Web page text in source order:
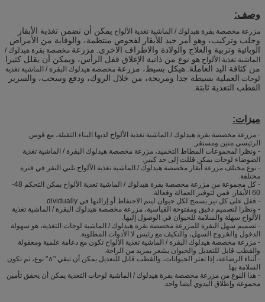
وصف:
مزرعة مخصصة بقرة هيدلوك / الماشية تغذية الألواح يمكن أن تضمن تغذية الأبقار
وحلب وتركيب، وهو أمر جيد للأبقار لفحوص منتظمة، والوقاية من الأمراض
الوبائية وتربية والعلاج والولادة والاطراف الاخرى. مزرعة مخصصة بقرة هيدلوك /
الماشية تغذية الألواح هو نوع من ذاتية الإغلاق قفل الرأس، ويمكن أن يقلل كثيرا
من كثافة اليد العاملة. هيكل بسيط، مزرعة مخصصة هيدلوك البقرة / الماشية تغذية
لوحات العملية بسيطة جدا ومريحة، من خلال الروك، ودفع وسحب، والسرير
القطب التغذية ثابتة.
ميزات:
- مزرعة مخصصة بقرة هيدلوك / الماشية تغذية الألواح لديها البناء الثقيلة، مع قوس
الرئيسي متين ومستقر.
- ونظرا لمجموعات المطاط التخميد، مزرعة مخصصة هيدلوك البقرة / الماشية تغذية
الضوضاء لوحات يمكن قللت إلى حد كبير.
- نوع مختلف مزرعة أبقار مخصصة هيدلوك / الماشية تغذية الألواح تلبي البقر في فترة
مختلفة.
- كل مجموعة من مزرعة مخصصة بقرة هيدلوك / الماشية تغذية الألواح يمكن التحكم 48-
60 الأبقار. فمن لتوفير العمالة وفعالة.
- قفل على كل نير يسمح لكل حيوان ليتم الاحتفاظ أو إزالتها في dividually.
- ونظرا لتصميم دقيق ومفتوحة القياسية، مزرعة مخصصة هيدلوك البقرة / الماشية تغذية
الألواح سهلة والسلامة للحيوان في الوصول إليها.
- تصميم سهل البقرة للمزرعة مخصصة بقرة هيدلوك / الماشية لوحات التغذية، هو سهولة
الدخول والخروج السهل، والتكيف مع رئيس لا الأدوات المطلوبة.
- مزرعة مخصصة هيدلوك البقرة / الماشية تغذية الألواح تكون مع دعامة علمية ومعقولة
والقطب قابل للتعديل والحيوان يشعر بمزيد من الراحة.
- أثناء الرضاعة، إذا تعثر الحيوانات، والقطب قابل للتعديل يمكن أن تبقي "∧" نوع، ثم تكون
السلامة بها.
- هذا النوع من مزرعة مخصصة بقرة هيدلوك / الماشية لوحات التغذية يمكن أن يحقق تأمين
مجموعة وإطلاق اليدوي أيضا واحد.